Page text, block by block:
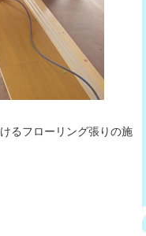
フローリング張りの施